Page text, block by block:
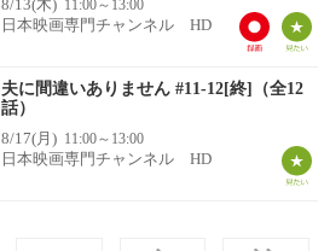
8/13(木) 11:00～13:00
日本映画専門チャンネル HD
夫に間違いありません #11-12[終]（全12
話）
8/17(月) 11:00～13:00
日本映画専門チャンネル HD